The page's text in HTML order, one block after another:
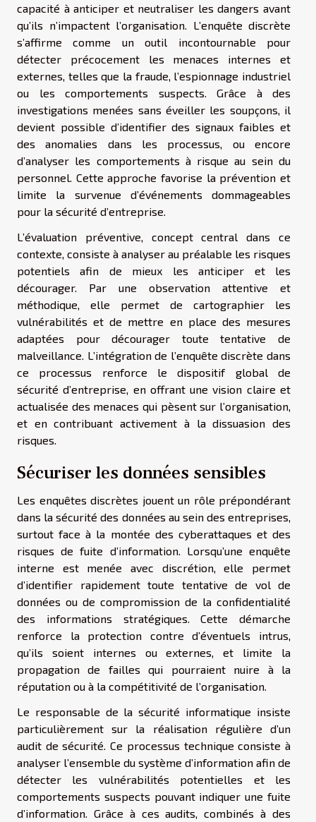
capacité à anticiper et neutraliser les dangers avant
qu’ils n’impactent l’organisation. L’enquête discrète
s’affirme comme un outil incontournable pour
détecter précocement les menaces internes et
externes, telles que la fraude, l’espionnage industriel
ou les comportements suspects. Grâce à des
investigations menées sans éveiller les soupçons, il
devient possible d’identifier des signaux faibles et
des anomalies dans les processus, ou encore
d’analyser les comportements à risque au sein du
personnel. Cette approche favorise la prévention et
limite la survenue d’événements dommageables
pour la sécurité d’entreprise.
L’évaluation préventive, concept central dans ce
contexte, consiste à analyser au préalable les risques
potentiels afin de mieux les anticiper et les
décourager. Par une observation attentive et
méthodique, elle permet de cartographier les
vulnérabilités et de mettre en place des mesures
adaptées pour décourager toute tentative de
malveillance. L’intégration de l’enquête discrète dans
ce processus renforce le dispositif global de
sécurité d’entreprise, en offrant une vision claire et
actualisée des menaces qui pèsent sur l’organisation,
et en contribuant activement à la dissuasion des
risques.
Sécuriser les données sensibles
Les enquêtes discrètes jouent un rôle prépondérant
dans la sécurité des données au sein des entreprises,
surtout face à la montée des cyberattaques et des
risques de fuite d’information. Lorsqu’une enquête
interne est menée avec discrétion, elle permet
d’identifier rapidement toute tentative de vol de
données ou de compromission de la confidentialité
des informations stratégiques. Cette démarche
renforce la protection contre d’éventuels intrus,
qu’ils soient internes ou externes, et limite la
propagation de failles qui pourraient nuire à la
réputation ou à la compétitivité de l’organisation.
Le responsable de la sécurité informatique insiste
particulièrement sur la réalisation régulière d’un
audit de sécurité. Ce processus technique consiste à
analyser l’ensemble du système d’information afin de
détecter les vulnérabilités potentielles et les
comportements suspects pouvant indiquer une fuite
d’information. Grâce à ces audits, combinés à des